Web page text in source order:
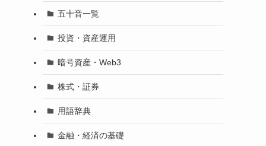
五十音一覧
投資・資産運用
暗号資産・Web3
株式・証券
用語辞典
金融・経済の基礎